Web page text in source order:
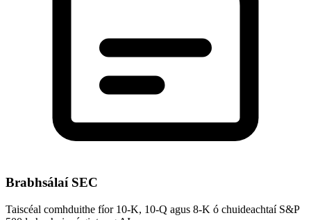
Brabhsálaí SEC
Taiscéal comhduithe fíor 10-K, 10-Q agus 8-K ó chuideachtaí S&P